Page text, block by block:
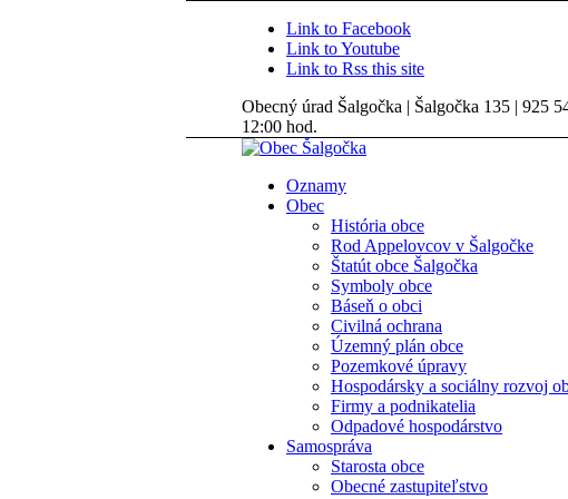
Link to Facebook
Link to Youtube
Link to Rss this site
Obecný úrad Šalgočka | Šalgočka 135 | 925
12:00 hod.
Oznamy
Obec
História obce
Rod Appelovcov v Šalgočke
Štatút obce Šalgočka
Symboly obce
Báseň o obci
Civilná ochrana
Územný plán obce
Pozemkové úpravy
Hospodársky a sociálny rozvoj
Firmy a podnikatelia
Odpadové hospodárstvo
Samospráva
Starosta obce
Obecné zastupiteľstvo